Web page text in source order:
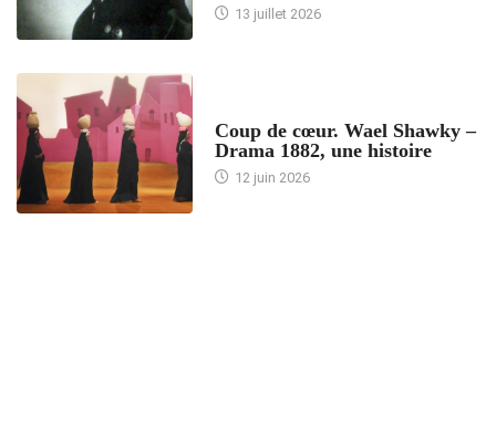
13 juillet 2026
Coup de cœur. Wael Shawky –
Drama 1882, une histoire
12 juin 2026